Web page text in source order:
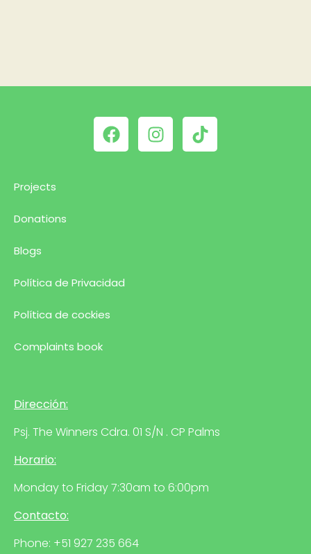
Projects
Donations
Blogs
Política de Privacidad
Política de cockies
Complaints book
Dirección:
Psj. The Winners Cdra. 01 S/N . CP Palms
Horario:
Monday to Friday 7:30am to 6:00pm
Contacto:
Phone: +51 927 235 664